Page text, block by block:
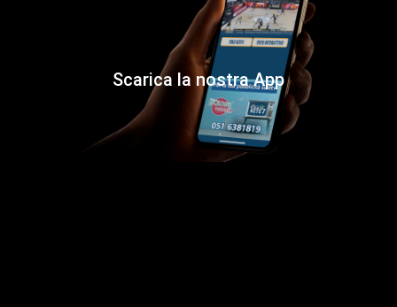
Scarica la nostra App